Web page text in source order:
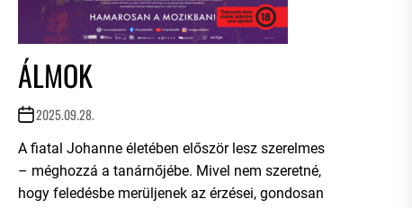
ÁLMOK
2025.09.28.
A fiatal Johanne életében először lesz szerelmes
– méghozzá a tanárnőjébe. Mivel nem szeretné,
hogy feledésbe merüljenek az érzései, gondosan